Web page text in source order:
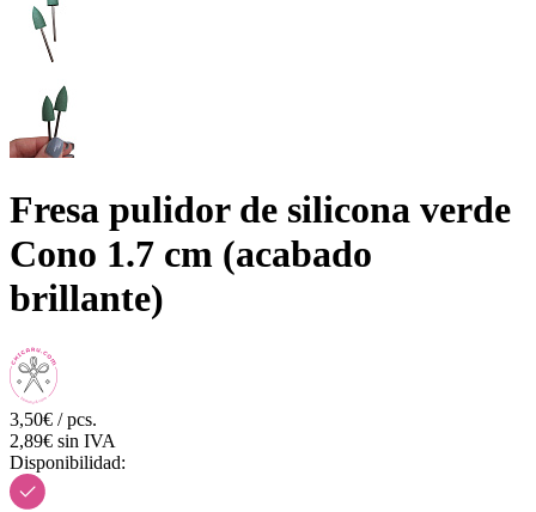
Fresa pulidor de silicona verde
Cono 1.7 cm (acabado
brillante)
3,50€ / pcs.
2,89€ sin IVA
Disponibilidad: